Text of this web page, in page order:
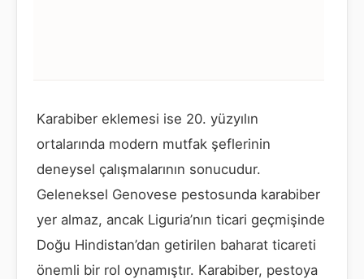
Karabiber eklemesi ise 20. yüzyılın
ortalarında modern mutfak şeflerinin
deneysel çalışmalarının sonucudur.
Geleneksel Genovese pestosunda karabiber
yer almaz, ancak Liguria’nın ticari geçmişinde
Doğu Hindistan’dan getirilen baharat ticareti
önemli bir rol oynamıştır. Karabiber, pestoya